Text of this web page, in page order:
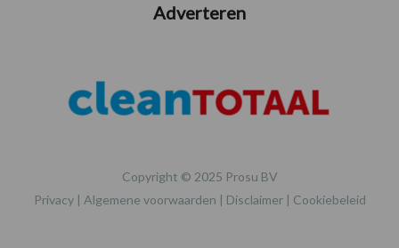
Adverteren
Copyright © 2025 Prosu BV
Privacy| Algemene voorwaarden | Disclaimer| Cookiebeleid